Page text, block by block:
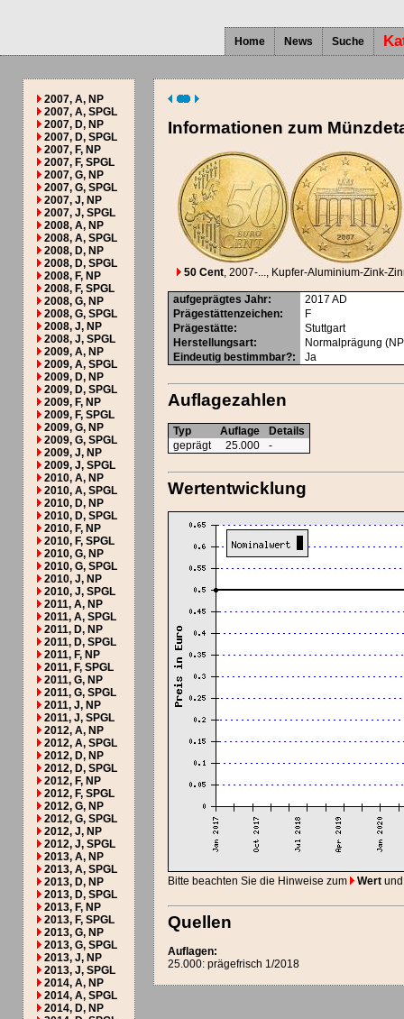
Home News Suche
2007, A, NP
2007, A, SPGL
2007, D, NP
2007, D, SPGL
2007, F, NP
2007, F, SPGL
2007, G, NP
2007, G, SPGL
2007, J, NP
2007, J, SPGL
2008, A, NP
2008, A, SPGL
2008, D, NP
2008, D, SPGL
2008, F, NP
2008, F, SPGL
2008, G, NP
2008, G, SPGL
2008, J, NP
2008, J, SPGL
2009, A, NP
2009, A, SPGL
2009, D, NP
2009, D, SPGL
2009, F, NP
2009, F, SPGL
2009, G, NP
2009, G, SPGL
2009, J, NP
2009, J, SPGL
2010, A, NP
2010, A, SPGL
2010, D, NP
2010, D, SPGL
2010, F, NP
2010, F, SPGL
2010, G, NP
2010, G, SPGL
2010, J, NP
2010, J, SPGL
2011, A, NP
2011, A, SPGL
2011, D, NP
2011, D, SPGL
2011, F, NP
2011, F, SPGL
2011, G, NP
2011, G, SPGL
2011, J, NP
2011, J, SPGL
2012, A, NP
2012, A, SPGL
2012, D, NP
2012, D, SPGL
2012, F, NP
2012, F, SPGL
2012, G, NP
2012, G, SPGL
2012, J, NP
2012, J, SPGL
2013, A, NP
2013, A, SPGL
2013, D, NP
2013, D, SPGL
2013, F, NP
2013, F, SPGL
2013, G, NP
2013, G, SPGL
2013, J, NP
2013, J, SPGL
2014, A, NP
2014, A, SPGL
2014, D, NP
Informationen zum
50 Cent, 2007-..., Kupfer-Aluminium-Zink-
aufgeprägtes Jahr: 2017AD
Prägestättenzeichen:
F
Prägestätte:
Stuttgart
Herstellungsart:
Normalprägung
Eindeutig bestimmbar?: Ja
Auflagezahlen
Typ Auflage
Details
geprägt
25.000 -
Wertentwicklung
Bitte beachten Sie die Hinweise zum Wert
Quellen
Auflagen:
25.000: prägefrisch 1/2018